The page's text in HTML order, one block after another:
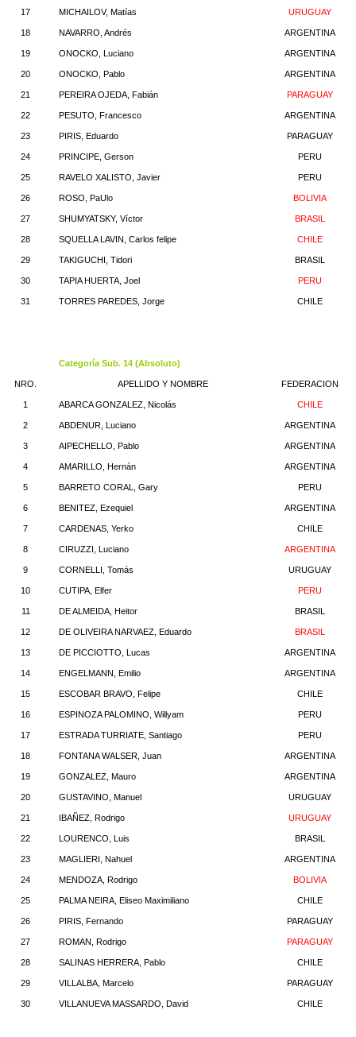
17 MICHAILOV, Matías URUGUAY
18 NAVARRO, Andrés ARGENTINA
19 ONOCKO, Luciano ARGENTINA
20 ONOCKO, Pablo ARGENTINA
21 PEREIRA OJEDA, Fabián PARAGUAY
22 PESUTO, Francesco ARGENTINA
23 PIRIS, Eduardo PARAGUAY
24 PRINCIPE, Gerson PERU
25 RAVELO XALISTO, Javier PERU
26 ROSO, PaUlo BOLIVIA
27 SHUMYATSKY, Víctor BRASIL
28 SQUELLA LAVIN, Carlos felipe CHILE
29 TAKIGUCHI, Tidori BRASIL
30 TAPIA HUERTA, Joel PERU
31 TORRES PAREDES, Jorge CHILE
Categoría Sub. 14 (Absoluto)
NRO. APELLIDO Y NOMBRE FEDERACION
1 ABARCA GONZALEZ, Nicolás CHILE
2 ABDENUR, Luciano ARGENTINA
3 AIPECHELLO, Pablo ARGENTINA
4 AMARILLO, Hernán ARGENTINA
5 BARRETO CORAL, Gary PERU
6 BENITEZ, Ezequiel ARGENTINA
7 CARDENAS, Yerko CHILE
8 CIRUZZI, Luciano ARGENTINA
9 CORNELLI, Tomás URUGUAY
10 CUTIPA, Elfer PERU
11 DE ALMEIDA, Heitor BRASIL
12 DE OLIVEIRA NARVAEZ, Eduardo BRASIL
13 DE PICCIOTTO, Lucas ARGENTINA
14 ENGELMANN, Emilio ARGENTINA
15 ESCOBAR BRAVO, Felipe CHILE
16 ESPINOZA PALOMINO, Willyam PERU
17 ESTRADA TURRIATE, Santiago PERU
18 FONTANA WALSER, Juan ARGENTINA
19 GONZALEZ, Mauro ARGENTINA
20 GUSTAVINO, Manuel URUGUAY
21 IBAÑEZ, Rodrigo URUGUAY
22 LOURENCO, Luis BRASIL
23 MAGLIERI, Nahuel ARGENTINA
24 MENDOZA, Rodrigo BOLIVIA
25 PALMA NEIRA, Eliseo Maximiliano CHILE
26 PIRIS, Fernando PARAGUAY
27 ROMAN, Rodrigo PARAGUAY
28 SALINAS HERRERA, Pablo CHILE
29 VILLALBA, Marcelo PARAGUAY
30 VILLANUEVA MASSARDO, David CHILE